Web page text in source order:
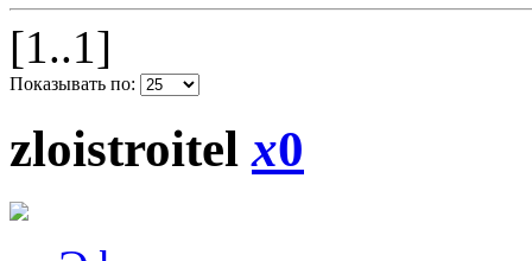
[1..1]
Показывать по:
zloistroitelx0